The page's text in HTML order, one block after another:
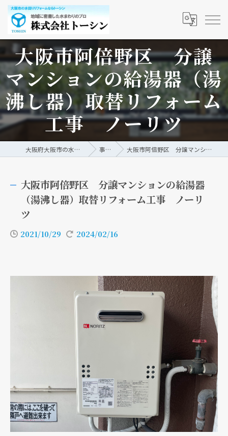
大阪市阿倍野区 分譲
マンションの給湯器（湯
沸し器）取替リフォーム
工事 ノーリツ
大阪府大阪市の水回りリフォームなら株式会社トーシン 事例/ブログ 大阪市阿倍野区 分譲マンションの給湯器（湯沸し器）取替リフォーム工事 ノーリツ
大阪市阿倍野区 分譲マンションの給湯器
（湯沸し器）取替リフォーム工事 ノーリ
ツ
2021/10/29 2024/02/16